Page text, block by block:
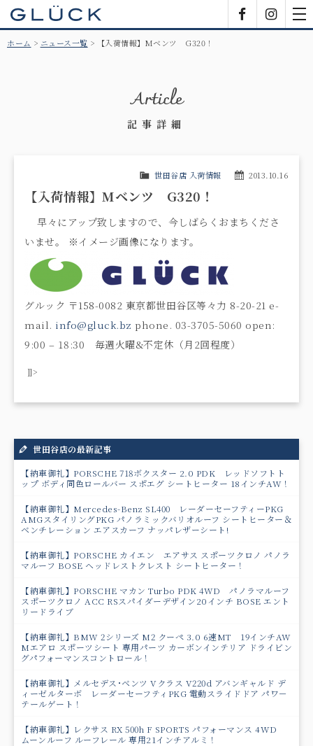
ホーム ニュース一覧 【入荷情報】Mベンツ G320！
Article
記事詳細
2013.10.16
世田谷店 入荷情報
【入荷情報】Mベンツ G320！
早々にアップ致しますので、今しばらくおまちくださ
いませ。 ※イメージ画像になります。
グルック 〒158-0082 東京都世田谷区等々力 8-20-21 e-
mail. info@gluck.bz phone. 03-3705-5060 open:
9:00 – 18:30 毎週火曜&不定休（月2回程度）
]]>
世田谷店の最新記事
【納車御礼】PORSCHE 718ボクスター 2.0 PDK レッドソフトト
ップ ボディ同色ロールバー スポエグ シートヒーター 18インチAW！
【納車御礼】Mercedes-Benz SL400 レーダーセーフティーPKG
AMGスタイリングPKG パノラミックバリオルーフ シートヒーター＆
ベンチレーション エアスカーフ ナッパレザーシート!
【納車御礼】PORSCHE カイエン エアサス スポーツクロノ パノラ
マルーフ BOSE ヘッドレストクレスト シートヒーター！
【納車御礼】PORSCHE マカン Turbo PDK 4WD パノラマルーフ
スポーツクロノ ACC RSスパイダーデザイン20インチ BOSE エント
リードライブ
【納車御礼】BMW 2シリーズ M2 クーペ 3.0 6速MT 19インチAW
Mエアロ スポーツシート 専用パーツ カーボンインテリア ドライビン
グパフォーマンスコントロール！
【納車御礼】メルセデス･ベンツ Vクラス V220d アバンギャルド デ
ィーゼルターボ レーダーセーフティPKG 電動スライドドア パワ－
テールゲート！
【納車御礼】レクサス RX 500h F SPORTS パフォーマンス 4WD
ムーンルーフ ルーフレール 専用21インチアルミ！